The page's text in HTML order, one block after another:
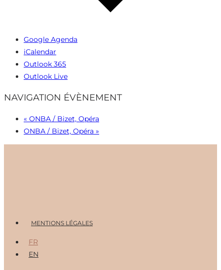
Google Agenda
iCalendar
Outlook 365
Outlook Live
NAVIGATION ÉVÈNEMENT
« ONBA / Bizet, Opéra
ONBA / Bizet, Opéra »
Menu MENTIONS LÉGALES
FR
EN